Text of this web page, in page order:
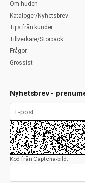
Om huden
Kataloger/Nyhetsbrev
Tips från kunder
Tillverkare/Storpack
Frågor
Grossist
Nyhetsbrev -
Kod från Captcha-bild: